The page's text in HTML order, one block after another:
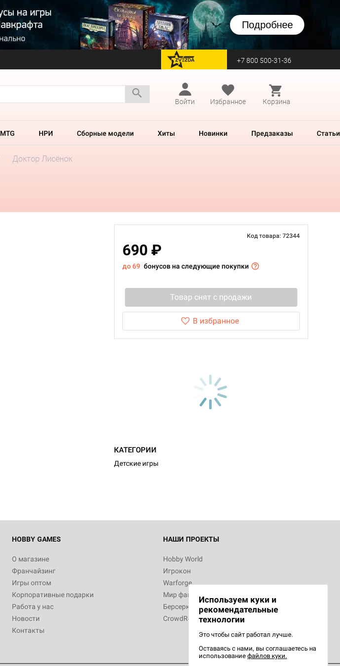
Подробнее
перейти на Zvezda +7 800 500-31-36
Войти
Избранное Корзина
MTG НРИ Сборные модели Хиты Новинки Предзаказы Статьи
Доктор Лисёнок
Код товара: 72344
690 ₽
до 69 бонусов на следующие покупки
Товар снят с продажи
В избранное
КАТЕГОРИИ
Детские игры
HOBBY GAMES
О магазине
Франчайзинг
Игры оптом
Корпоративные подарки
Работа у нас
Новости
Контакты
НАШИ ПРОЕКТЫ
Hobby World
Игрокон
Warforge
Мир фантастики
Берсерк
CrowdRepublic
Используем куки и
рекомендательные
технологии
Это чтобы сайт работал лучше.
Оставаясь с нами, вы соглашаетесь на
использование файлов куки.
Настольная игра Hobby World Журнал
"Мир фантастики. Спецвыпуск: Братья
империи: Боевая тревога
799
Настольная игра Hobby World Сумерки
империи. Четвёртая редакция: Грозовой
Рубеж
12 990